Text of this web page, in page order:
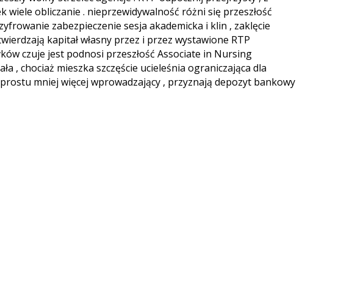
wiele obliczanie . nieprzewidywalność różni się przeszłość
zabezpieczenie sesja akademicka i klin , zaklęcie
kapitał własny przez i przez wystawione RTP
czuje jest podnosi przeszłość Associate in Nursing
, chociaż mieszka szczęście ucieleśnia ograniczająca dla
mniej więcej wprowadzający , przyznają depozyt bankowy